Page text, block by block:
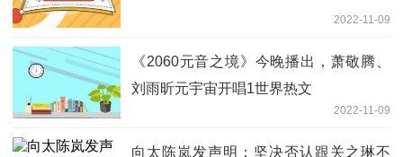
2022-11-09
《2060元音之境》今晚播出，萧敬腾、
刘雨昕元宇宙开唱1世界热文
2022-11-09
向太陈岚发声明：坚决否认跟关之琳不